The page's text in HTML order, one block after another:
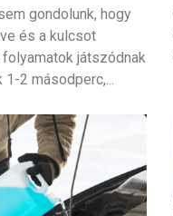
gondolunk, hogy
és a kulcsot
játszódnak
2 másodperc,...